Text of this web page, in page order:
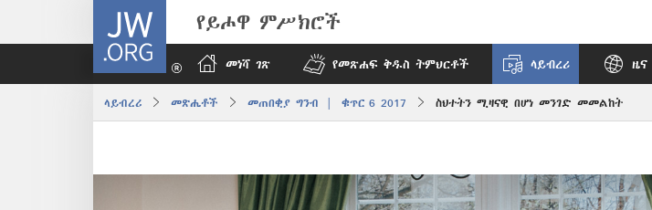
JW.ORG የይሖዋ ምሥክሮች
መነሻ ገጽ የመጽሐፍ ቅዱስ ትምህርቶች ላይብረሪ ዜና
ላይብረሪ መጽሔቶች መጠበቂያ ግንብ | ቁጥር 6 2017 ስህተትን ሚዛናዊ በሆነ መንገድ መመልከት